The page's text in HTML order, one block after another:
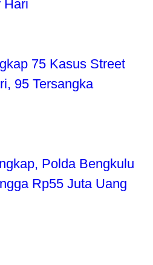
Hari
75 Kasus Street
95 Tersangka
Polda Bengkulu
Rp55 Juta Uang